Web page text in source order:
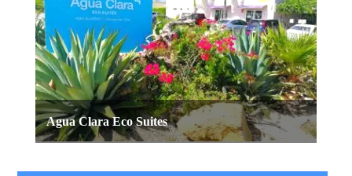
Agua Clara Eco Suites